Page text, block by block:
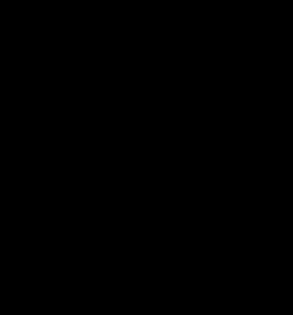
Sunndal
17, 6600 Sunndalsøra